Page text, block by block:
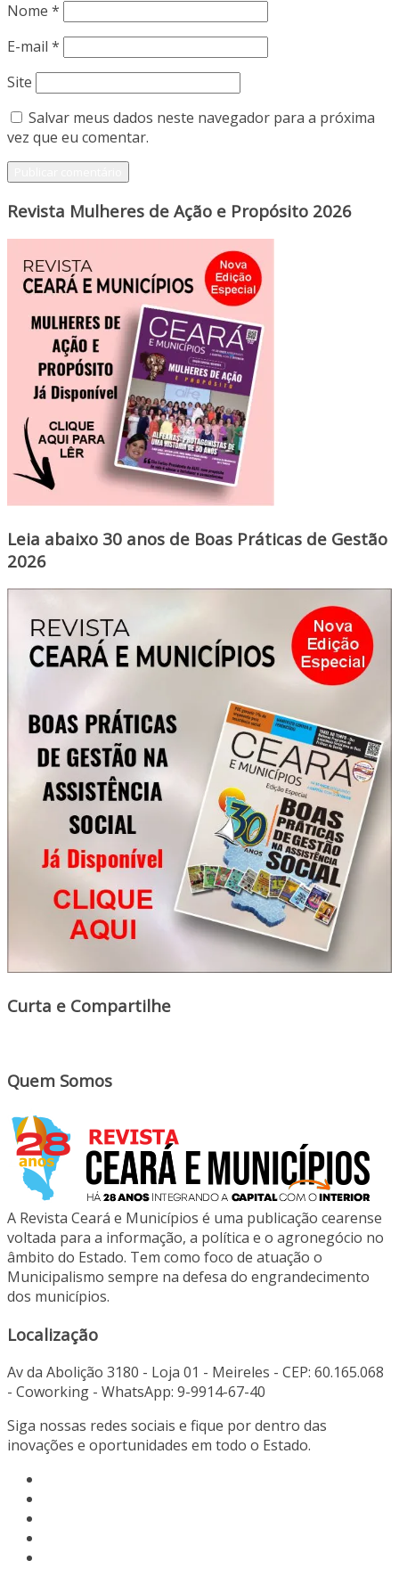
Nome *
E-mail *
Site
Salvar meus dados neste navegador para a próxima
vez que eu comentar.
Revista Mulheres de Ação e Propósito 2026
Leia abaixo 30 anos de Boas Práticas de Gestão
2026
Curta e Compartilhe
Quem Somos
A Revista Ceará e Municípios é uma publicação cearense
voltada para a informação, a política e o agronegócio no
âmbito do Estado. Tem como foco de atuação o
Municipalismo sempre na defesa do engrandecimento
dos municípios.
Localização
Av da Abolição 3180 - Loja 01 - Meireles - CEP: 60.165.068
- Coworking - WhatsApp: 9-9914-67-40
Siga nossas redes sociais e fique por dentro das
inovações e oportunidades em todo o Estado.